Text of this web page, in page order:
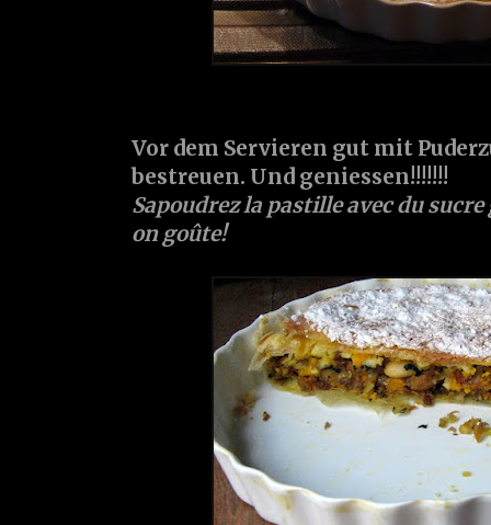
Vor dem Servieren gut mit
bestreuen. Und geniessen!!!!!!!
Sapoudrez la pastille avec du sucre
on goûte!